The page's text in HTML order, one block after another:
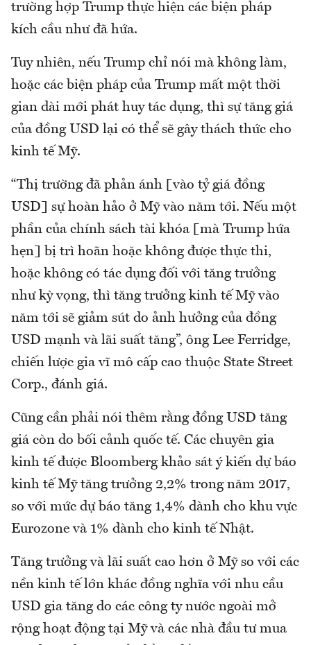
trường hợp Trump thực hiện các biện pháp
kích cầu như đã hứa.
Tuy nhiên, nếu Trump chỉ nói mà không làm,
hoặc các biện pháp của Trump mất một thời
gian dài mới phát huy tác dụng, thì sự tăng giá
của đồng USD lại có thể sẽ gây thách thức cho
kinh tế Mỹ.
“Thị trường đã phản ánh [vào tỷ giá đồng
USD] sự hoàn hảo ở Mỹ vào năm tới. Nếu một
phần của chính sách tài khóa [mà Trump hứa
hẹn] bị trì hoãn hoặc không được thực thi,
hoặc không có tác dụng đối với tăng trưởng
như kỳ vọng, thì tăng trưởng kinh tế Mỹ vào
năm tới sẽ giảm sút do ảnh hưởng của đồng
USD mạnh và lãi suất tăng”, ông Lee Ferridge,
chiến lược gia vĩ mô cấp cao thuộc State Street
Corp., đánh giá.
Cũng cần phải nói thêm rằng đồng USD tăng
giá còn do bối cảnh quốc tế. Các chuyên gia
kinh tế được Bloomberg khảo sát ý kiến dự báo
kinh tế Mỹ tăng trưởng 2,2% trong năm 2017,
so với mức dự báo tăng 1,4% dành cho khu vực
Eurozone và 1% dành cho kinh tế Nhật.
Tăng trưởng và lãi suất cao hơn ở Mỹ so với các
nền kinh tế lớn khác đồng nghĩa với nhu cầu
USD gia tăng do các công ty nước ngoài mở
rộng hoạt động tại Mỹ và các nhà đầu tư mua